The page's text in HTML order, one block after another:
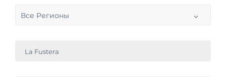
Все Регионы
La Fustera